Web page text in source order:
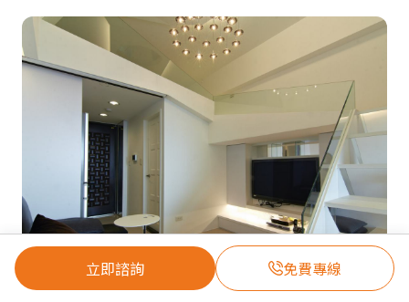
立即諮詢 免費專線
層疊線條 美好光影生活